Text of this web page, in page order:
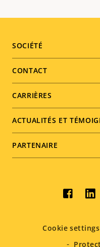
Footer
menu
SOCIÉTÉ
CONTACT
CARRIÈRES
ACTUALITÉS ET
PARTENAIRE
Social
menu
Cookie settings